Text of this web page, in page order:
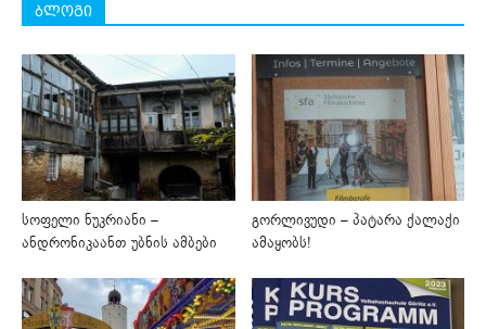
ბლოგი
სოფელი ნუკრიანი –
ანდრონიკაანთ უბნის ამბები
გორლივუდი – პატარა ქალაქი
ამაყობს!